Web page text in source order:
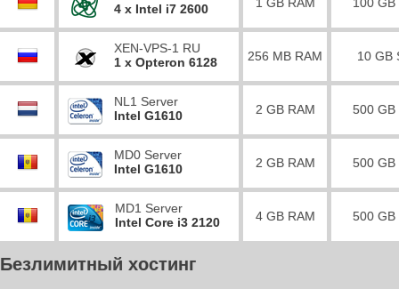
4 x Intel i7 2600
XEN-VPS-1 RU
1 x Opteron 6128
256 MB RAM 10 GB
NL1 Server
Intel G1610
2 GB RAM 500 GB
MD0 Server
Intel G1610
2 GB RAM 500 GB
MD1 Server
Intel Core i3 2120
4 GB RAM 500 GB
Безлимитный хостинг